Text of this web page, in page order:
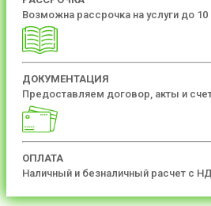
Возможна рассрочка на услуги до
ДОКУМЕНТАЦИЯ
Предоставляем договор, акты и
ОПЛАТА
Наличный и безналичный расчет с